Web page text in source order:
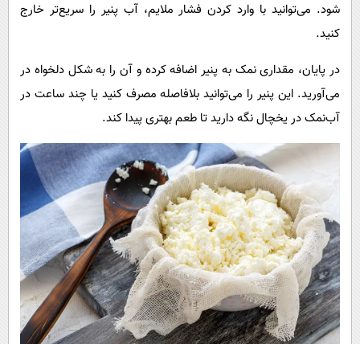
شود. می‌توانید با وارد کردن فشار ملایم، آب پنیر را سریع‌تر خارج
کنید.
در پایان، مقداری نمک به پنیر اضافه کرده و آن را به شکل دلخواه در
می‌آورید. این پنیر را می‌توانید بلافاصله مصرف کنید یا چند ساعت در
آب‌نمک در یخچال نگه دارید تا طعم بهتری پیدا کند.